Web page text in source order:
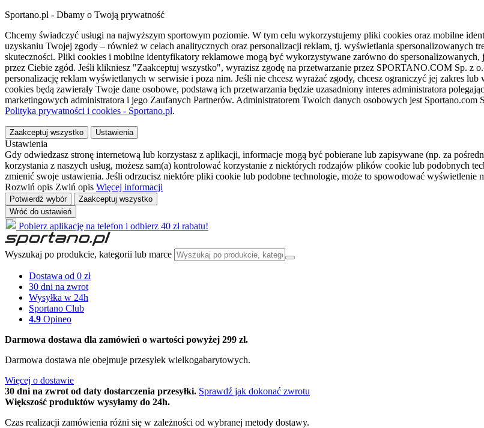
Sportano.pl - Dbamy o Twoją prywatność
Chcemy świadczyć usługi na najwyższym sportowym poziomie. W tym celu wykorzystujemy pliki cookies oraz mobilne
uzyskaniu Twojej zgody – również w celach analitycznych oraz personalizacji reklam, tj. wyświetlania spersonalizowanych
skuteczności. Pliki cookies i mobilne identyfikatory reklamowe mogą być wykorzystywane zarówno do
przez Ciebie zgód. Jeśli klikniesz "Zaakceptuj wszystko", wyrazisz zgodę na przetwarzanie przez SPORTANO.COM Sp. z
personalizację reklam wyświetlanych w serwisie i poza nim. Jeśli nie chcesz wyrażać zgody, chcesz ograniczyć jej zakres
cookies będą zawierały Twoje dane osobowe, podstawą ich przetwarzania będzie uzasadniony interes administratora
marketingowych administratora i jego Zaufanych Partnerów. Administratorem Twoich danych osobowych jest Sportano.com
Polityka prywatności i cookies - Sportano.pl.
Zaakceptuj wszystko Ustawienia
Ustawienia
Gdy odwiedzasz stronę internetową lub korzystasz z aplikacji, informacje mogą być pobierane lub zapisywane (np. za
korzystania z naszych usług, możesz sam(a) kontrolować korzystanie z niektórych rodzajów plików cookie lub podobnych
zmienić swoje ustawienia. Jeśli odrzucisz niektóre pliki cookie lub podobne technologie, może to spowodować wyświetlenie
Rozwiń opis Zwiń opis Więcej informacji
Potwierdź wybór
Zaakceptuj wszystko
Wróć do ustawień
Pobierz aplikację na telefon i odbierz 40 zł rabatu!
Wyszukaj po produkcie, kategorii lub marce
Dostawa od 0 zł
30 dni na zwrot
Wysyłka w 24h
Sportano Club
4.9 Opineo
Darmowa dostawa dla zamówień o wartości powyżej 299 zł.
Darmowa dostawa nie obejmuje przesyłek wielkogabarytowych.
Więcej o dostawie
30 dni na zwrot od daty dostarczenia przesyłki. Sprawdź jak dokonać zwrotu
Większość produktów wysyłamy do 24h.
Czas realizacji zamówienia różni się w zależności od wybranej metody dostawy.